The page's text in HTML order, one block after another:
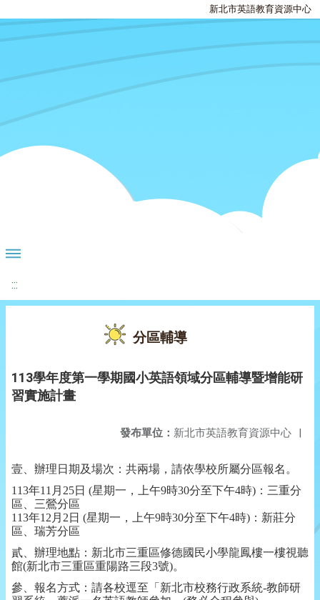
新北市英語教育資源中心
:::
分區輔導
113學年度第一學期國小英語領域分區輔導暨增能研
習實施計畫
發布單位： 新北市英語教育資源中心 |
壹、辦理日期及場次：共兩場，請依學校所屬分區報名。
113年11月25日 (星期一，上午9時30分至下午4時)：三重分
區、三鶯分區
113年12月2日 (星期一，上午9時30分至下午4時)：新莊分
區、瑞芳分區
貳、辦理地點：新北市三重區修德國民小學龍鳳樓一樓視聽
館(新北市三重區重陽路三段3號)。
參、報名方式：請各校逕至「新北市校務行政系統-教師研